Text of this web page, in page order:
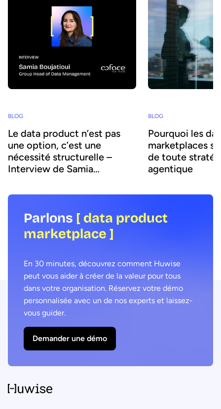
BLOG
Le data product n’est pas
une option, c’est une
nécessité structurelle –
Interview de Samia
BLOG
Pourquoi les
marketplaces
de toute
agentique
Parlons [ data product
marketplace ]
En 30 minutes, découvrez comment Huwise
peut vous aider à créer de la valeur pour tous
dans votre organisation. Réservez votre démo
personnalisée avec un de nos experts et laissez-
vous guider.
Demander une démo